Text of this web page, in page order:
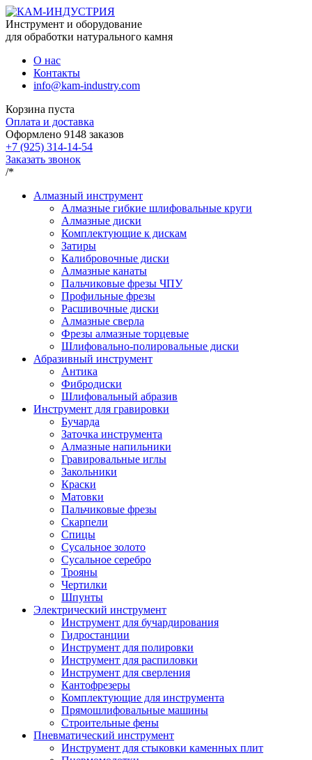
Инструмент и оборудование
для обработки натурального камня
О нас
Контакты
info@kam-industry.com
Корзина пуста
Оплата и доставка
Оформлено 9148 заказов
+7 (925) 314-14-54
Заказать звонок
/*
Алмазный инструмент
Алмазные гибкие шлифовальные круги
Алмазные диски
Комплектующие к дискам
Затиры
Калибровочные диски
Алмазные канаты
Пальчиковые фрезы ЧПУ
Профильные фрезы
Расшивочные диски
Алмазные сверла
Фрезы алмазные торцевые
Шлифовально-полировальные диски
Абразивный инструмент
Антика
Фибродиски
Шлифовальный абразив
Инструмент для гравировки
Бучарда
Заточка инструмента
Алмазные напильники
Гравировальные иглы
Закольники
Краски
Матовки
Пальчиковые фрезы
Скарпели
Спицы
Сусальное золото
Сусальное серебро
Трояны
Чертилки
Шпунты
Электрический инструмент
Инструмент для бучардирования
Гидростанции
Инструмент для полировки
Инструмент для распиловки
Инструмент для сверления
Кантофрезеры
Комплектующие для инструмента
Прямошлифовальные машины
Строительные фены
Пневматический инструмент
Инструмент для стыковки каменных плит